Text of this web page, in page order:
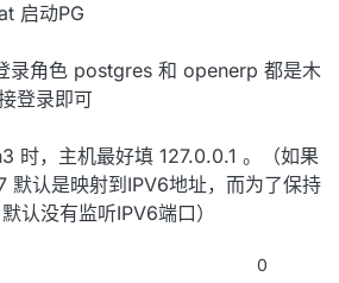
启动PG
录角色 postgres 和 openerp 都是木
登录即可
时，主机最好填 127.0.0.1 。（如果
默认是映射到IPV6地址，而为了保持
认没有监听IPV6端口）
0